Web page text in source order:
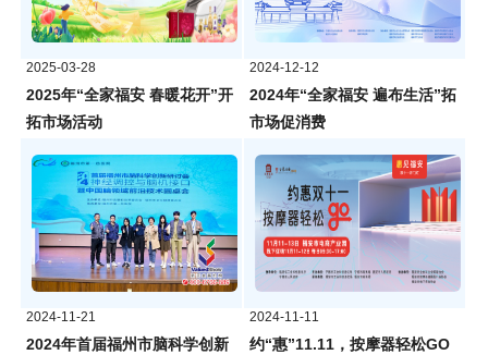
2025-03-28
2025年“全家福安 春暖花开”开
拓市场活动
2024-12-12
2024年“全家福安 遍布生活”拓
市场促消费
2024-11-21
2024年首届福州市脑科学创新
2024-11-11
约“惠”11.11，按摩器轻松GO